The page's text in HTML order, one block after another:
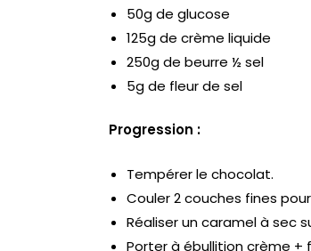
50g de glucose
125g de crème liquide
250g de beurre ½ sel
5g de fleur de sel
Progression :
Tempérer le chocolat.
Couler 2 couches fines
Réaliser un caramel à sec
Porter à ébullition crème +